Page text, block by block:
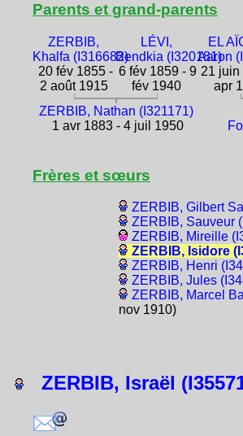
Parents et grand-parents
ZERBIB,
Khalfa (I316682)
20 fév 1855 -
2 août 1915
LÉVI,
Bendkia (I320181)
6 fév 1859 - 9
fév 1940
EL
Aaron
21 juin
apr
ZERBIB, Nathan (I321171)
1 avr 1883 - 4 juil 1950
Frères et sœurs
ZERBIB, Gilbert
ZERBIB, Sauveur
ZERBIB, Mireille
ZERBIB, Isidore
ZERBIB, Henri
ZERBIB, Jules
ZERBIB, Marcel
nov 1910)
ZERBIB, Israël